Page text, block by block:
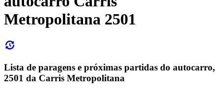
Metropolitana 2501
Lista de paragens e próximas partidas do autocarro,
2501 da Carris Metropolitana